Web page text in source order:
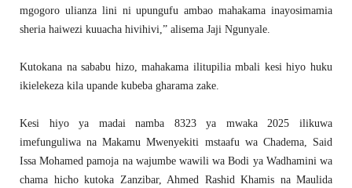
mgogoro ulianza lini ni upungufu ambao mahakama inayosimamia
sheria haiwezi kuuacha hivihivi,” alisema Jaji Ngunyale.
Kutokana na sababu hizo, mahakama ilitupilia mbali kesi hiyo huku
ikielekeza kila upande kubeba gharama zake.
Kesi hiyo ya madai namba 8323 ya mwaka 2025 ilikuwa
imefunguliwa na Makamu Mwenyekiti mstaafu wa Chadema, Said
Issa Mohamed pamoja na wajumbe wawili wa Bodi ya Wadhamini wa
chama hicho kutoka Zanzibar, Ahmed Rashid Khamis na Maulida